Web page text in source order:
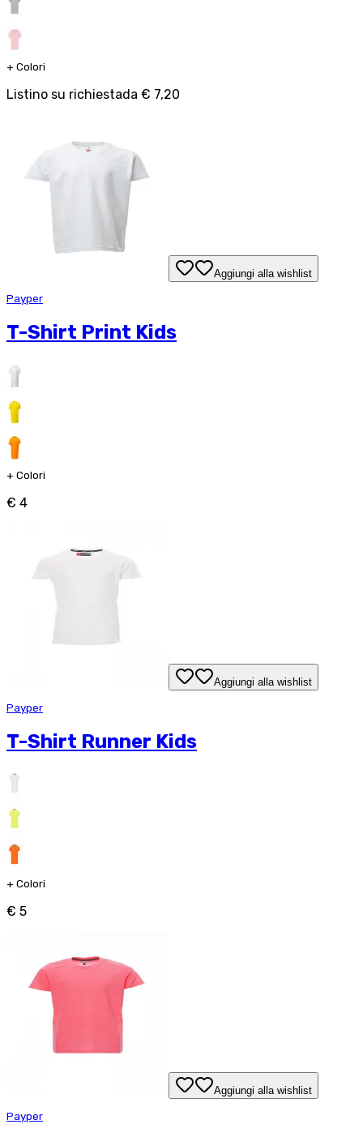
+ Colori
Listino su richiestada € 7,20
Aggiungi alla wishlist
Payper
T-Shirt Print Kids
+ Colori
€ 4
Aggiungi alla wishlist
Payper
T-Shirt Runner Kids
+ Colori
€ 5
Aggiungi alla wishlist
Payper